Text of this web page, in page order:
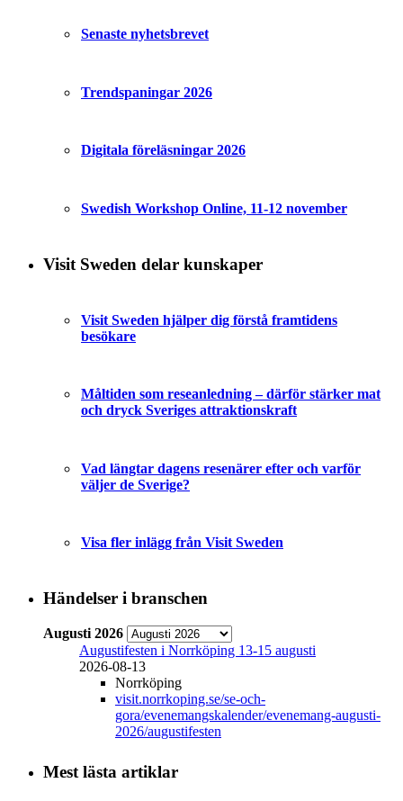
Senaste nyhetsbrevet
Trendspaningar 2026
Digitala föreläsningar 2026
Swedish Workshop Online, 11-12 november
Visit Sweden delar kunskaper
Visit Sweden hjälper dig förstå framtidens
besökare
Måltiden som reseanledning – därför stärker mat
och dryck Sveriges attraktionskraft
Vad längtar dagens resenärer efter och varför
väljer de Sverige?
Visa fler inlägg från Visit Sweden
Händelser i branschen
Augusti 2026
Augustifesten i Norrköping 13-15 augusti
2026-08-13
Norrköping
visit.norrkoping.se/se-och-
gora/evenemangskalender/evenemang-augusti-
2026/augustifesten
Mest lästa artiklar